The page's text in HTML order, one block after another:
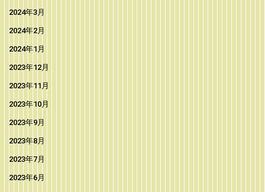
2024年3月
2024年2月
2024年1月
2023年12月
2023年11月
2023年10月
2023年9月
2023年8月
2023年7月
2023年6月